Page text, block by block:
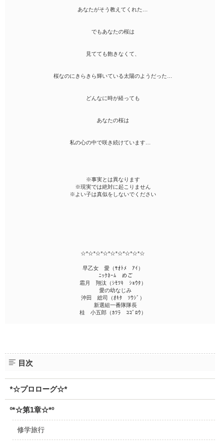
あなたがそう教えてくれた…
でもあなたの桜は
見てても飽きなくて、
桜なのにきらきら輝いている太陽のようだった…
どんなに時が経っても
あなたの桜は
私の心の中で咲き続けています…
※事実とは異なります
※現実では絶対に起こりません
※よい子は真似をしないでください
☆*☆*☆*☆*☆*☆*☆*☆*☆
早乙女 愛（ｻｵﾄﾒ ｱｲ）
ﾆｯｸﾈｰﾑ めご
霜月 翔汰（ｼﾓﾂｷ ｼｮｳﾀ）
愛の幼なじみ
沖田 総司（ｵｷﾀ ｿｳｼﾞ）
新選組一番隊隊長
桂 小五郎（ｶﾂﾗ ｺｺﾞﾛｳ）
目次
*☆プロローグ☆*
º*☆第1章☆*º
修学旅行